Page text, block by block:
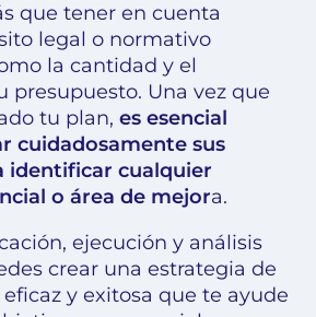
que tener en cuenta
legal o normativo
la cantidad y el
presupuesto. Una vez que
tu plan, es esencial
cuidadosamente sus
identificar cualquier
o área de mejora.
ejecución y análisis
crear una estrategia de
y exitosa que te ayude